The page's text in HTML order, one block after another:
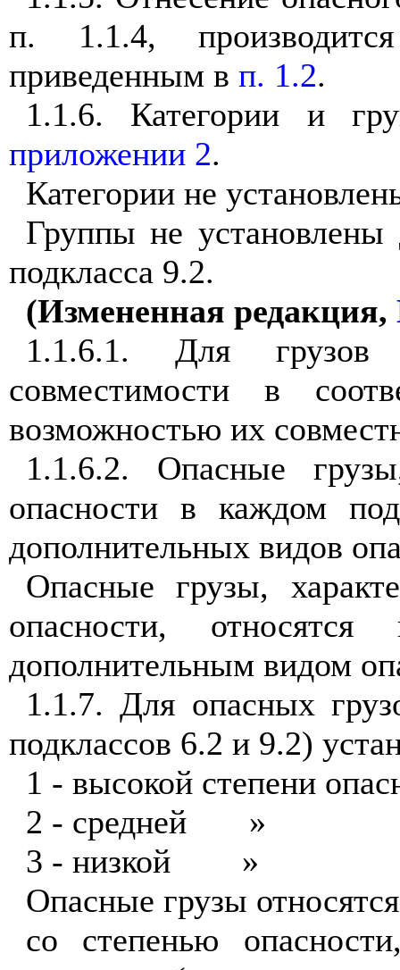
п. 1.1.4,
приведенным в п. 1.2.
1.1.6. Категории и
приложении 2.
Категории не
Группы не установлены
подкласса 9.2.
(Измененная редакция,
1.1.6.1. Для грузов
совместимости в
возможностью их
1.1.6.2. Опасные
опасности в каждом
дополнительных видов
Опасные грузы,
опасности,
дополнительным видом
1.1.7. Для опасных
подклассов 6.2 и 9.2)
1 - высокой степени
2 - средней
»
3 - низкой
»
Опасные грузы
со степенью